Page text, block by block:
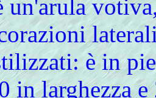
un'arula
è in
in larghezza